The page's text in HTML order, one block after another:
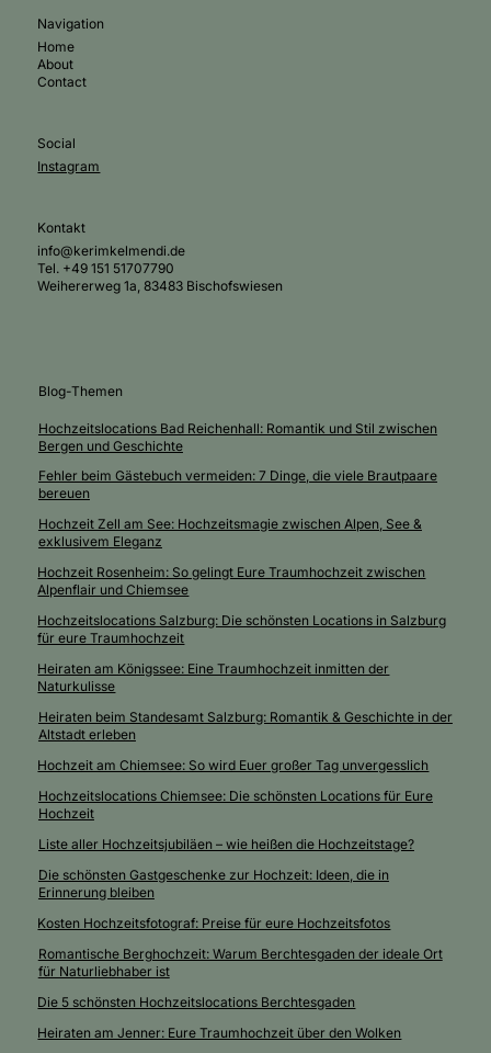
Navigation
Home
About
Contact
Social
Instagram
Kontakt
info@kerimkelmendi.de
Tel. +49 151 51707790
Weihererweg 1a, 83483 Bischofswiesen
Blog-Themen
Hochzeitslocations Bad Reichenhall: Romantik und Stil zwischen
Bergen und Geschichte
Fehler beim Gästebuch vermeiden: 7 Dinge, die viele Brautpaare
bereuen
Hochzeit Zell am See: Hochzeitsmagie zwischen Alpen, See &
exklusivem Eleganz
Hochzeit Rosenheim: So gelingt Eure Traumhochzeit zwischen
Alpenflair und Chiemsee
Hochzeitslocations Salzburg: Die schönsten Locations in Salzburg
für eure Traumhochzeit
Heiraten am Königssee: Eine Traumhochzeit inmitten der
Naturkulisse
Heiraten beim Standesamt Salzburg: Romantik & Geschichte in der
Altstadt erleben
Hochzeit am Chiemsee: So wird Euer großer Tag unvergesslich
Hochzeitslocations Chiemsee: Die schönsten Locations für Eure
Hochzeit
Liste aller Hochzeitsjubiläen – wie heißen die Hochzeitstage?
Die schönsten Gastgeschenke zur Hochzeit: Ideen, die in
Erinnerung bleiben
Kosten Hochzeitsfotograf: Preise für eure Hochzeitsfotos
Romantische Berghochzeit: Warum Berchtesgaden der ideale Ort
für Naturliebhaber ist
Die 5 schönsten Hochzeitslocations Berchtesgaden
Heiraten am Jenner: Eure Traumhochzeit über den Wolken